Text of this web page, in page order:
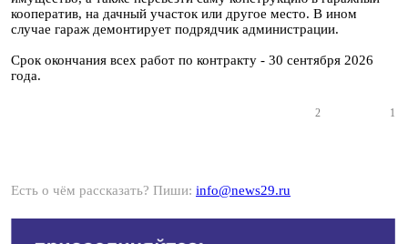
кооператив, на дачный участок или другое место. В ином
случае гараж демонтирует подрядчик администрации.
Срок окончания всех работ по контракту - 30 сентября 2026
года.
2 1
Есть о чём рассказать? Пиши: info@news29.ru